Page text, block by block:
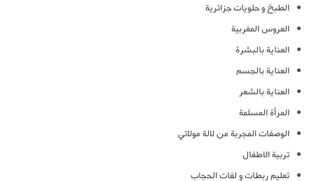
الطبخ و حلويات جزائرية
العروس المغربية
العناية بالبشرة
العناية بالجسم
العناية بالشعر
المرأة المسلمة
الوصفات المجربة من لالة مولاتي
تربية الاطفال
تعليم ربطات و لفات الحجاب